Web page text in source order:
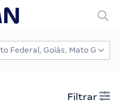
Filtrar